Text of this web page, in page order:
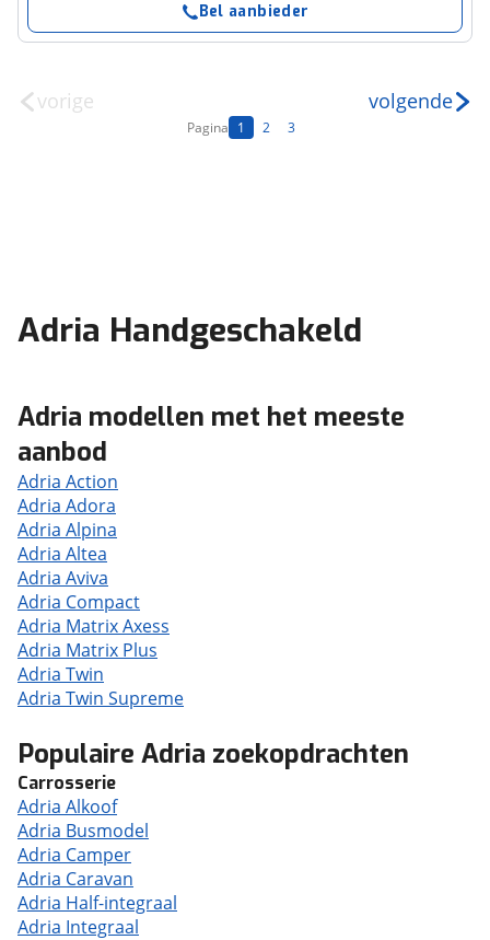
Bel aanbieder
vorige
Pagina 1 2 3
volgende
Adria Handgeschakeld
Adria modellen met het meeste
aanbod
Adria Action
Adria Adora
Adria Alpina
Adria Altea
Adria Aviva
Adria Compact
Adria Matrix Axess
Adria Matrix Plus
Adria Twin
Adria Twin Supreme
Populaire Adria zoekopdrachten
Carrosserie
Adria Alkoof
Adria Busmodel
Adria Camper
Adria Caravan
Adria Half-integraal
Adria Integraal